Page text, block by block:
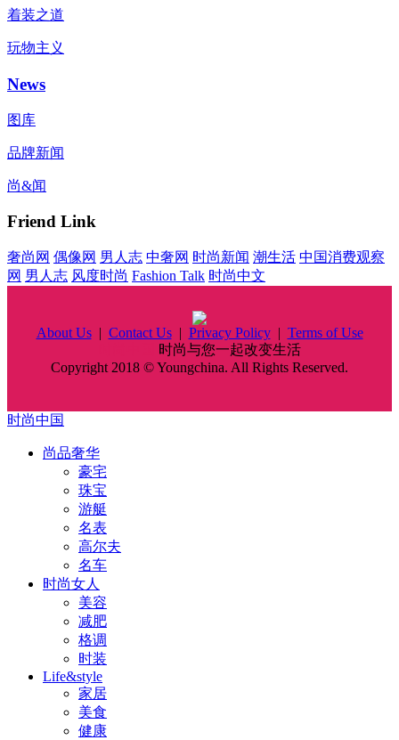
着装之道
玩物主义
News
图库
品牌新闻
尚&闻
Friend Link
奢尚网 偶像网 男人志 中奢网 时尚新闻 潮生活 中国消费观察
网 男人志 风度时尚 Fashion Talk 时尚中文
About Us| Contact Us| Privacy Policy| Terms of Use
时尚与您一起改变生活
Copyright 2018 © Youngchina. All Rights Reserved.
时尚中国
尚品奢华
豪宅
珠宝
游艇
名表
高尔夫
名车
时尚女人
美容
减肥
格调
时装
Life&style
家居
美食
健康